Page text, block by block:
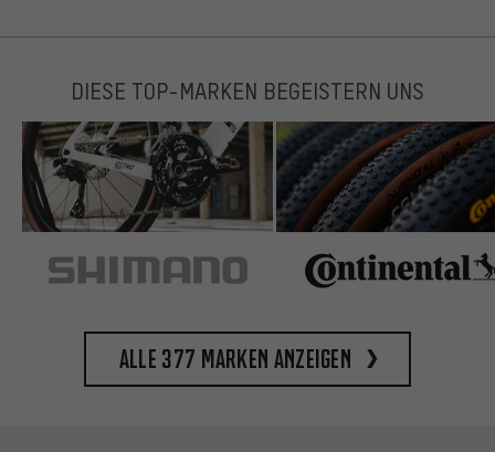
DIESE TOP-MARKEN BEGEISTERN UNS
Alle 377 Marken anzeigen